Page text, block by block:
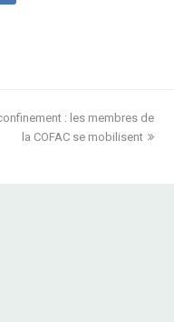
: les membres de
la COFAC se mobilisent